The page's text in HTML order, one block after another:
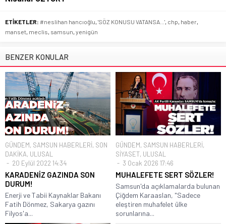
ETİKETLER: #neslihan hancıoğlu, 'SÖZ KONUSU VATANSA...', chp, haber,
manset, meclis, samsun, yenigün
BENZER KONULAR
GÜNDEM, SAMSUN HABERLERİ, SON
DAKİKA, ULUSAL
20 Eylül 2022 14:34
KARADENİZ GAZINDA SON
DURUM!
Enerji ve Tabii Kaynaklar Bakanı
Fatih Dönmez, Sakarya gazını
Filyos'a...
GÜNDEM, SAMSUN HABERLERİ,
SİYASET, ULUSAL
3 Ocak 2026 17:46
MUHALEFETE SERT SÖZLER!
Samsun'da açıklamalarda bulunan
Çiğdem Karaaslan, "Sadece
eleştiren muhafelet ülke
sorunlarına...